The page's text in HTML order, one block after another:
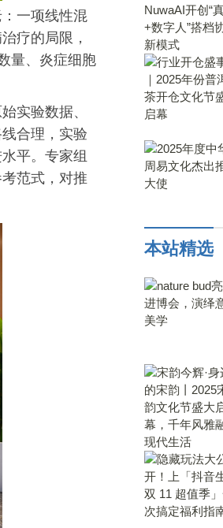
一项线性混
疗的局限，
量、炎症细胞
实验数据、
合理，实验
平。专家组
范式，对推
本站精选